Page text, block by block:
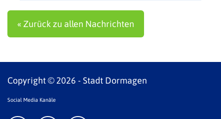
Olympiaticket
« Zurück zu allen Nachrichten
Copyright © 2026 - Stadt Dormagen
Social Media Kanäle